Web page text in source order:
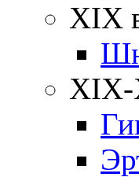
XIX
XIX-